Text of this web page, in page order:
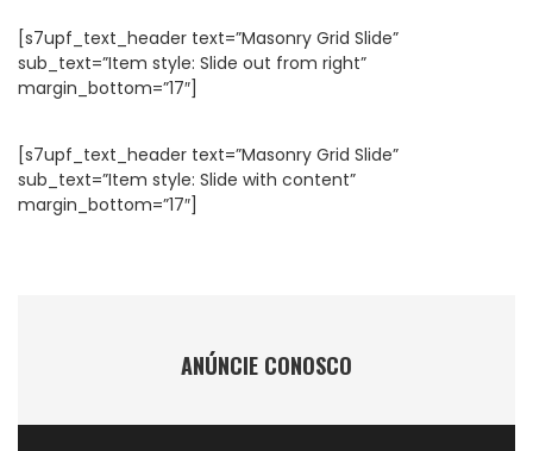
[s7upf_text_header text=”Masonry Grid Slide”
sub_text=”Item style: Slide out from right”
margin_bottom=”17″]
[s7upf_text_header text=”Masonry Grid Slide”
sub_text=”Item style: Slide with content”
margin_bottom=”17″]
ANÚNCIE CONOSCO